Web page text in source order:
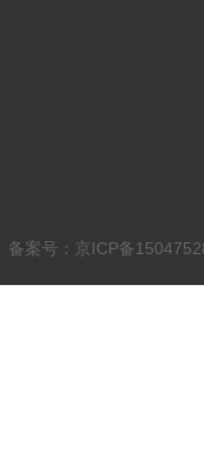
备案号：京ICP备